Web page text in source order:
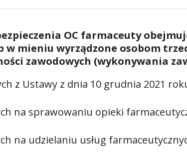
OC farmaceuty
w mieniu wyrządzone osobom
zawodowych (wykonywania
z Ustawy z dnia 10 grudnia 2021
na sprawowaniu opieki
na udzielaniu usług